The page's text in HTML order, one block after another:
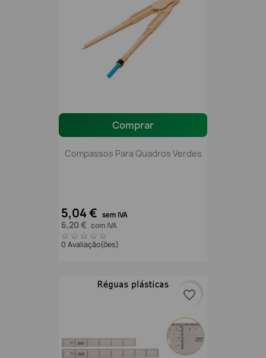
Comprar
Compassos Para Quadros Verdes
5,04 € sem IVA
6,20 € com IVA
0 Avaliação(ões)
favorite_border